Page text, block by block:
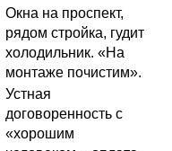
Окна на проспект,
рядом стройка, гудит
холодильник. «На
монтаже почистим».
Устная
договоренность с
«хорошим